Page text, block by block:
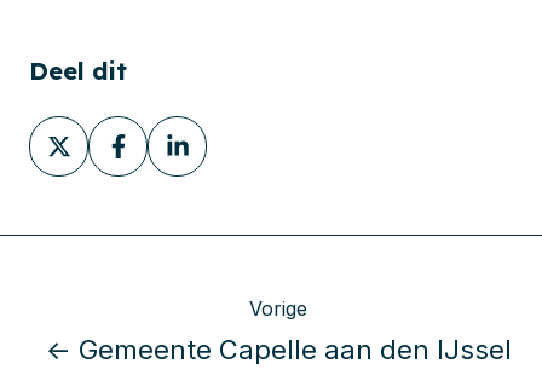
Deel dit
Deel
via
Deel
via
Deel
via
Vorige
← Gemeente Capelle aan den IJssel